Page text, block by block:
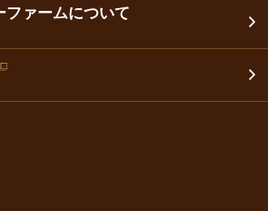
ファームについて